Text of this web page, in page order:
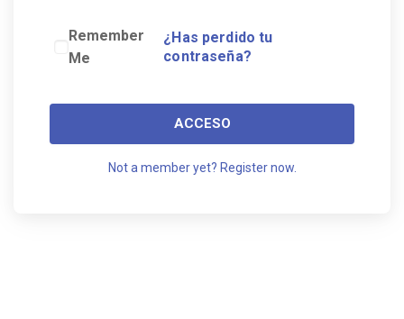
Remember
Me
¿Has perdido tu
contraseña?
ACCESO
Not a member yet? Register now.